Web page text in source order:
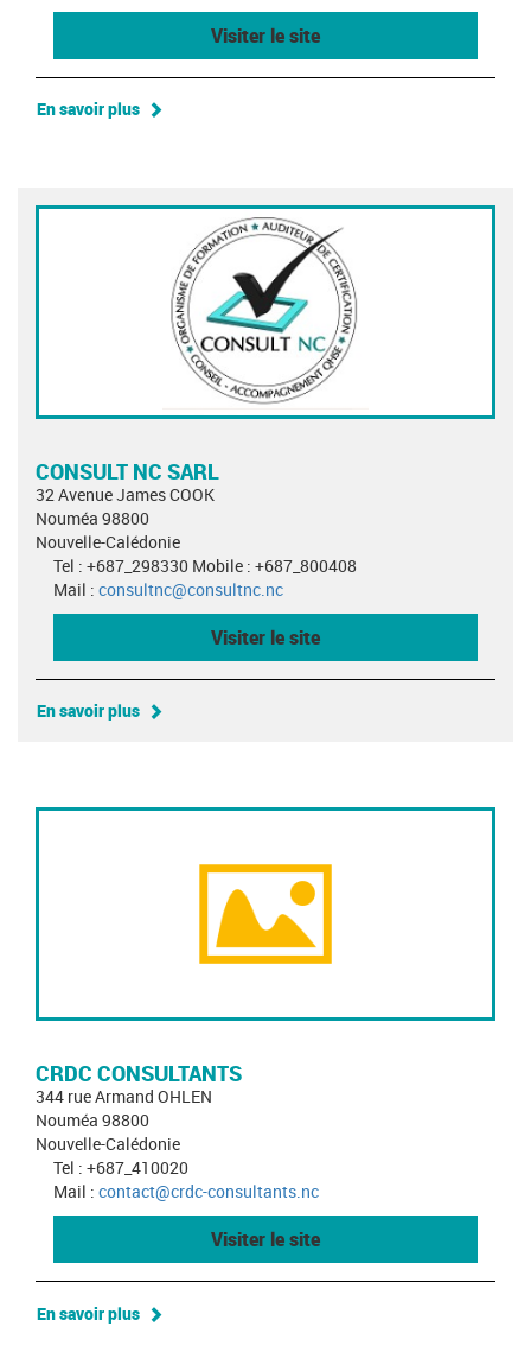
Visiter le site
En savoir plus
CONSULT NC SARL
32 Avenue James COOK
Nouméa 98800
Nouvelle-Calédonie
Tel : +687_298330 Mobile : +687_800408
Mail : consultnc@consultnc.nc
Visiter le site
En savoir plus
CRDC CONSULTANTS
344 rue Armand OHLEN
Nouméa 98800
Nouvelle-Calédonie
Tel : +687_410020
Mail : contact@crdc-consultants.nc
Visiter le site
En savoir plus